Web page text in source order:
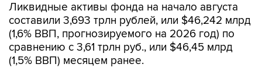
Ликвидные активы фонда на начало августа
составили 3,693 трлн рублей, или $46,242 млрд
(1,6% ВВП, прогнозируемого на 2026 год) по
сравнению с 3,61 трлн руб., или $46,45 млрд
(1,5% ВВП) месяцем ранее.